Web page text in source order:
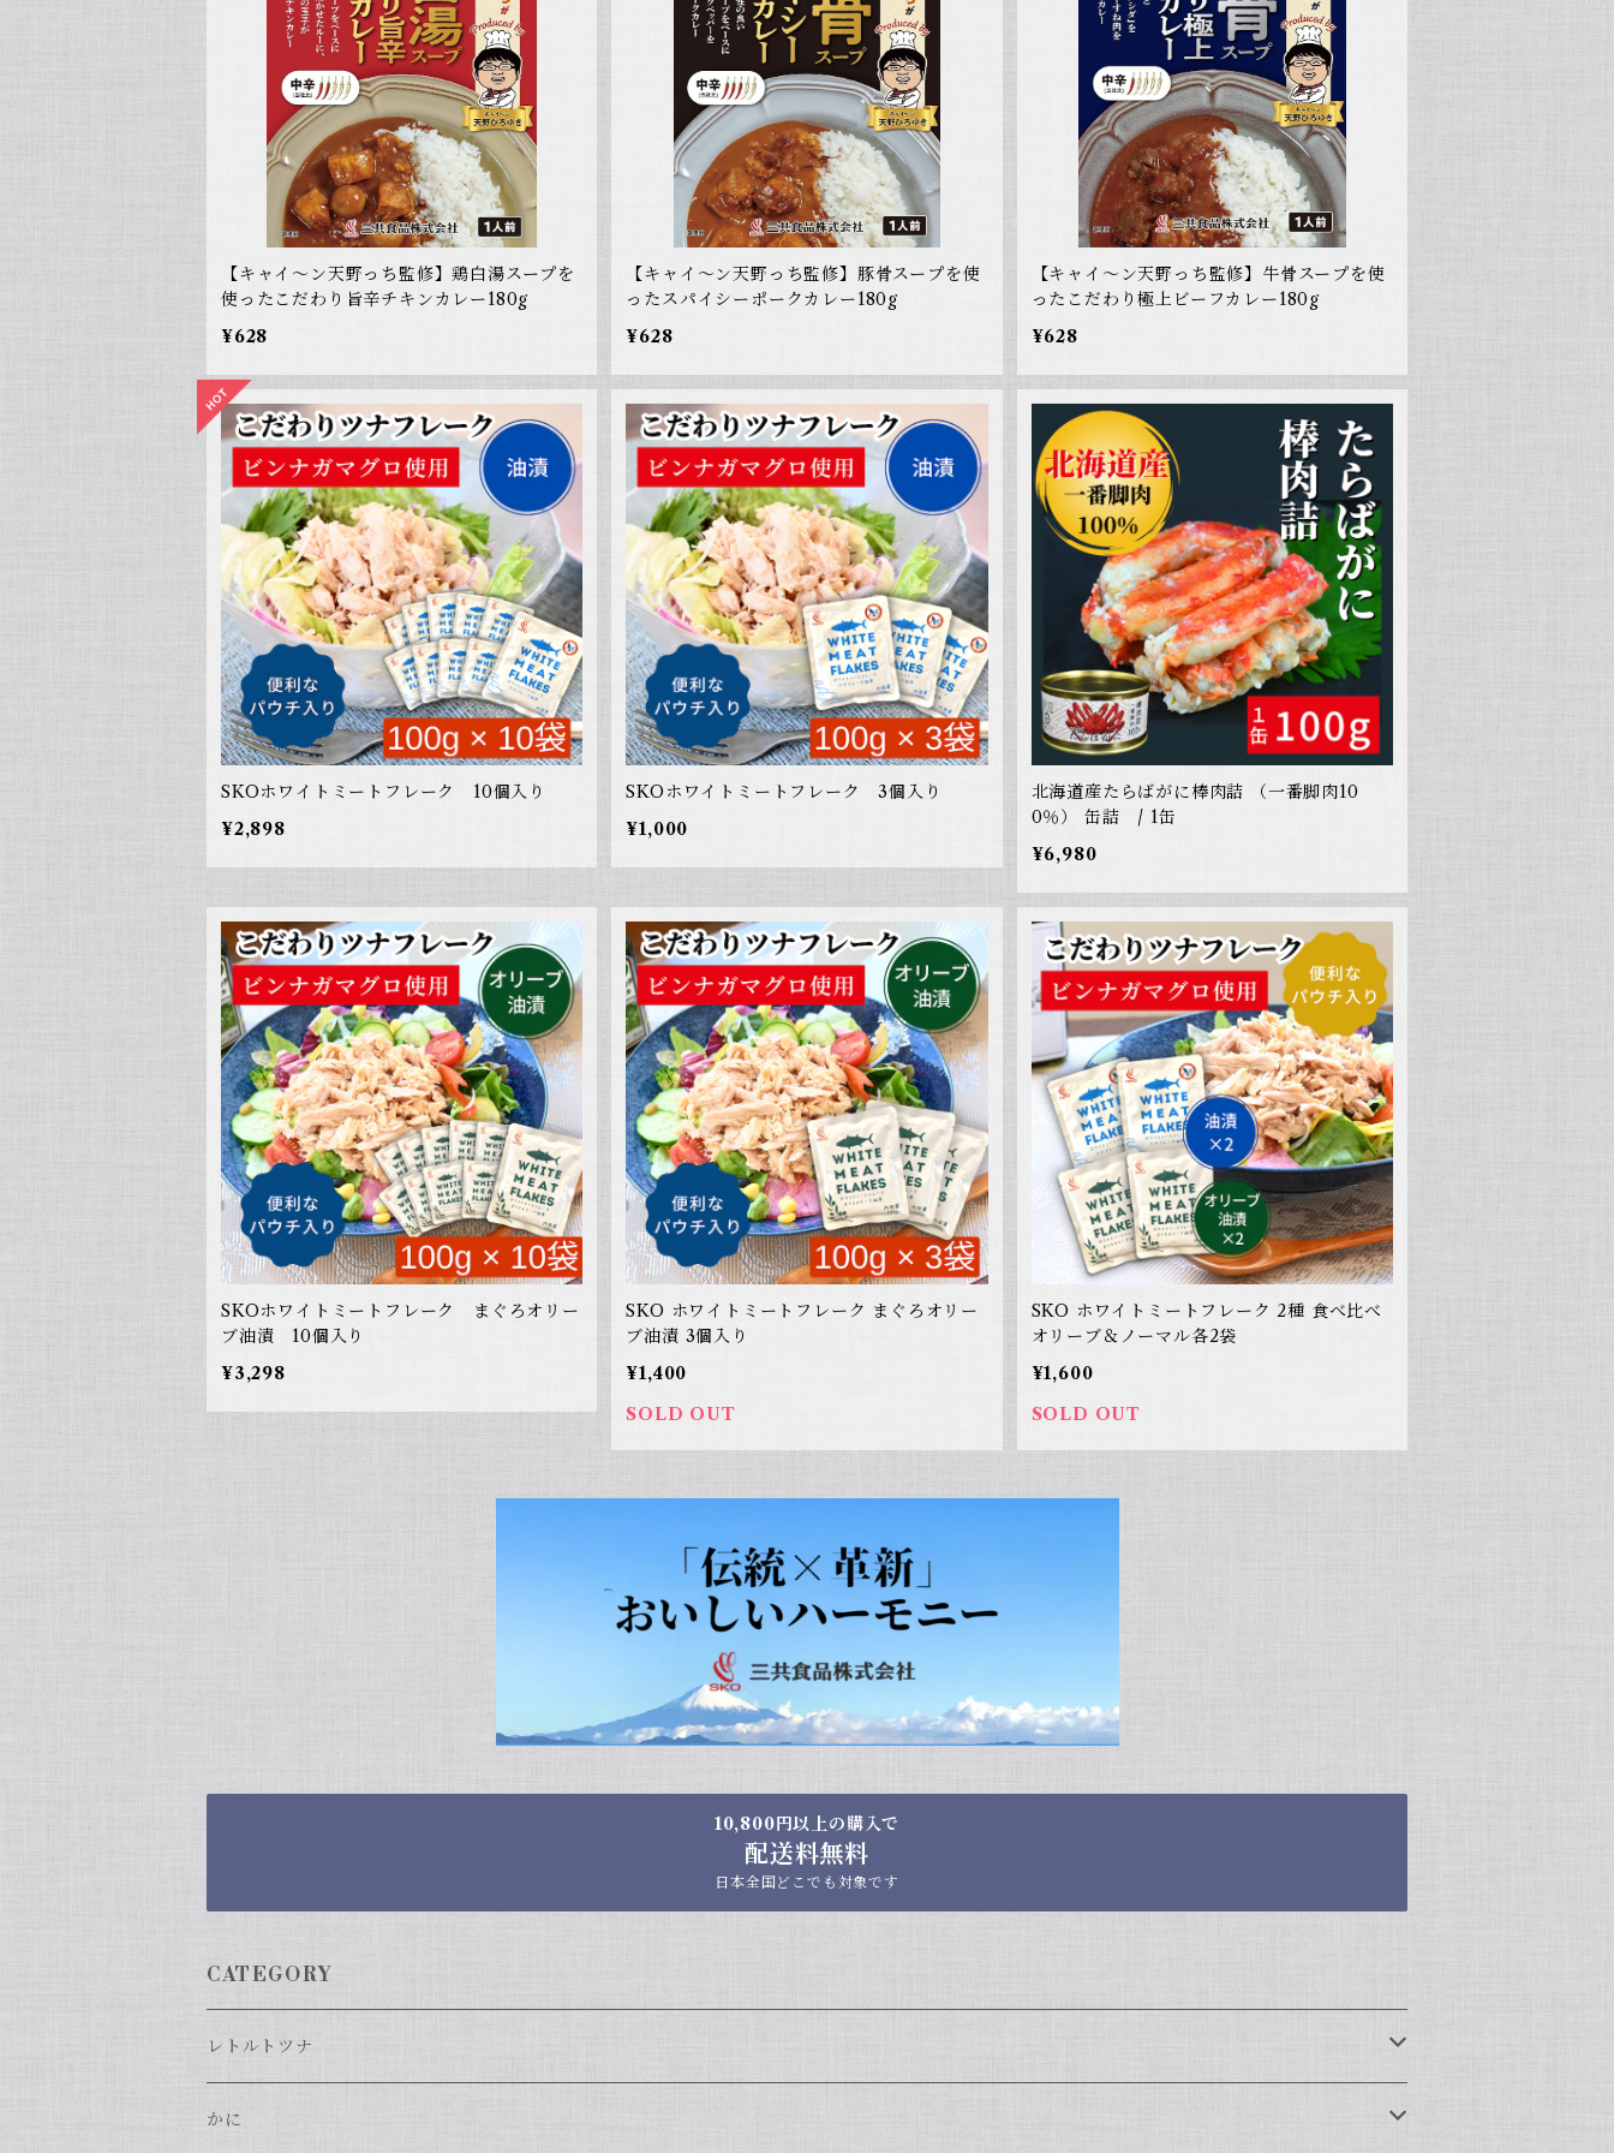
【キャイ～ン天野っち監修】鶏白湯スープを
使ったこだわり旨辛チキンカレー180g
¥628
【キャイ～ン天野っち監修】豚骨スープを使
ったスパイシーポークカレー180g
¥628
【キャイ～ン天野っち監修】牛骨スープを使
ったこだわり極上ビーフカレー180g
¥628
SKOホワイトミートフレーク 10個入り
¥2,898
SKOホワイトミートフレーク 3個入り
¥1,000
北海道産たらばがに棒肉詰 （一番脚肉10
0％） 缶詰 / 1缶
¥6,980
SKOホワイトミートフレーク まぐろオリー
ブ油漬 10個入り
¥3,298
SKO ホワイトミートフレーク まぐろオリー
ブ油漬 3個入り
¥1,400
SOLD OUT
SKO ホワイトミートフレーク 2種 食べ比べ
オリーブ＆ノーマル各2袋
¥1,600
SOLD OUT
10,800円以上の購入で
配送料無料
日本全国どこでも対象です
CATEGORY
レトルトツナ
SKO ホワイトミートフレーク シリーズ
かに